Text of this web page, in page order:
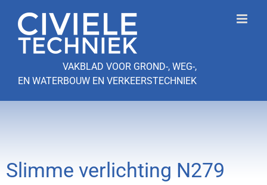
naar
inhoud
VAKBLAD VOOR GROND-, WEG-,
EN WATERBOUW EN VERKEERSTECHNIEK
Slimme verlichting N279